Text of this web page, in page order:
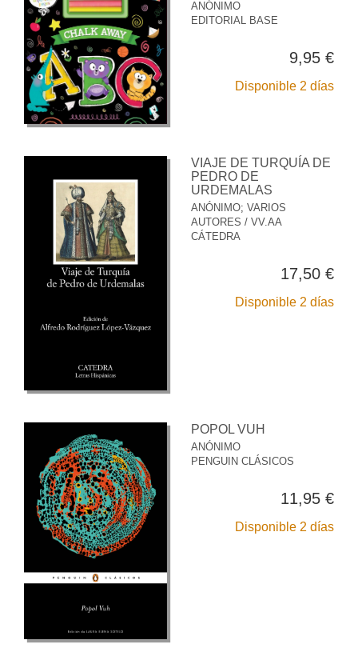
ANÓNIMO
EDITORIAL BASE
9,95 €
Disponible 2 días
VIAJE DE TURQUÍA DE
PEDRO DE
URDEMALAS
ANÓNIMO; VARIOS
AUTORES / VV.AA
CÁTEDRA
17,50 €
Disponible 2 días
POPOL VUH
ANÓNIMO
PENGUIN CLÁSICOS
11,95 €
Disponible 2 días